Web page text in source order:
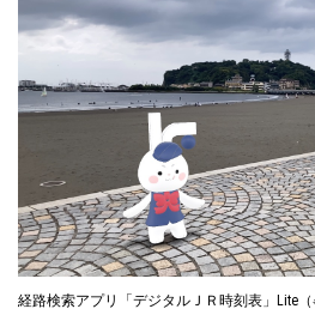
経路検索アプリ「デジタルＪＲ時刻表」Lite